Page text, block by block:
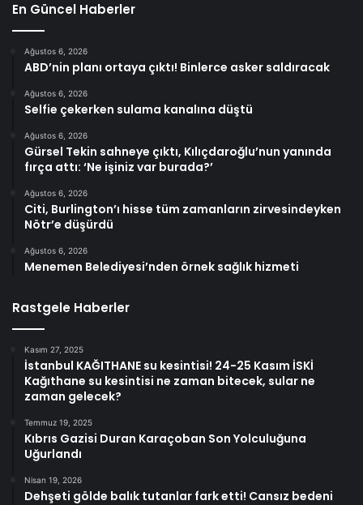
En Güncel Haberler
Ağustos 6, 2026
ABD’nin planı ortaya çıktı! Binlerce asker saldıracak
Ağustos 6, 2026
Selfie çekerken sulama kanalına düştü
Ağustos 6, 2026
Gürsel Tekin sahneye çıktı, Kılıçdaroğlu’nun yanında
fırça attı: ‘Ne işiniz var burada?’
Ağustos 6, 2026
Citi, Burlington’ı hisse tüm zamanların zirvesindeyken
Nötr’e düşürdü
Ağustos 6, 2026
Menemen Belediyesi’nden örnek sağlık hizmeti
Rastgele Haberler
Kasım 27, 2025
İstanbul KAĞITHANE su kesintisi! 24-25 Kasım İSKİ
Kağıthane su kesintisi ne zaman bitecek, sular ne
zaman gelecek?
Temmuz 19, 2025
Kıbrıs Gazisi Duran Karaçoban Son Yolculuğuna
Uğurlandı
Nisan 19, 2026
Dehşeti gölde balık tutanlar fark etti! Cansız bedeni